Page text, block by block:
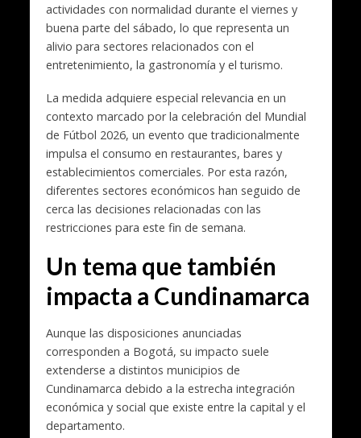
actividades con normalidad durante el viernes y
buena parte del sábado, lo que representa un
alivio para sectores relacionados con el
entretenimiento, la gastronomía y el turismo.
La medida adquiere especial relevancia en un
contexto marcado por la celebración del Mundial
de Fútbol 2026, un evento que tradicionalmente
impulsa el consumo en restaurantes, bares y
establecimientos comerciales. Por esta razón,
diferentes sectores económicos han seguido de
cerca las decisiones relacionadas con las
restricciones para este fin de semana.
Un tema que también
impacta a Cundinamarca
Aunque las disposiciones anunciadas
corresponden a Bogotá, su impacto suele
extenderse a distintos municipios de
Cundinamarca debido a la estrecha integración
económica y social que existe entre la capital y el
departamento.